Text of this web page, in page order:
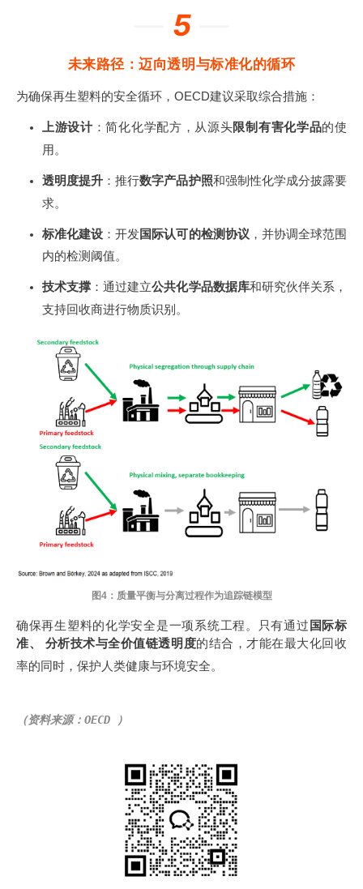
5
未来路径：迈向透明与标准化的循环
为确保再生塑料的安全循环，OECD建议采取综合措施：
上游设计：简化化学配方，从源头限制有害化学品的使
用。
透明度提升 ：推行数字产品护照和强制性化学成分披露要
求。
标准化建设 ：开发国际认可的检测协议 ，并协调全球范围
内的检测阈值。
技术支撑 ：通过建立公共化学品数据库和研究伙伴关系，
支持回收商进行物质识别 。
图4：质量平衡与分离过程作为追踪链模型
确保再生塑料的化学安全是一项系统工程 。只有通过 国际标
准、 分析技术与全价值链透明度的结合，才能在最大化回收
率的同时，保护人类健康与环境安全。
（资料来源：OECD ）